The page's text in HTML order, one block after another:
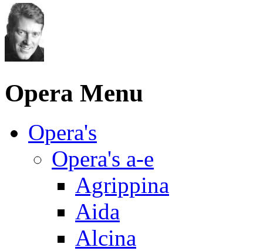
Opera Menu
Opera's
Opera's a-e
Agrippina
Aida
Alcina